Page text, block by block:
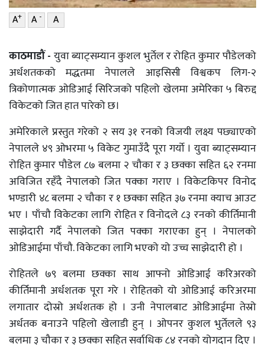
खेलकुद
प्रविधि
पर्यटन
इन्द्रेणी–
विशेष
सूचना/
प्रविधि
पर्यटन
इन्द्रेणी–
विशेष
A+ A- A
काठमाडौं - युवा ब्याट्सम्यान कुशल भुर्तेल र रोहित कुमार पौडेलको
अर्धशतकको मद्धतमा नेपालले आइसिसी विश्वकप लिग-२
त्रिकोणात्मक ओडिआई सिरिजको पहिलो खेलमा अमेरिका ५ बिरुद्द
विकेटको जित हात पारेको छ।
अमेरिकाले प्रस्तुत गरेको २ सय ३१ रनको विजयी लक्ष्य पछ्याएको
नेपालले ४९ ओभरमा ५ विकेट गुमाउँदै पूरा गर्यो । युवा ब्याट्सम्यान
रोहित कुमार पौडेल ८७ बलमा २ चौका र ३ छक्का सहित ६२ रनमा
अविजित रहँदै नेपालको जित पक्का गराए । विकेटकिपर विनोद
भण्डारी ४८ बलमा २ चौका र १ छक्का सहित ३७ रनमा क्याच आउट
भए । पाँचौ विकेटका लागि रोहित र विनोदले ८३ रनको कीर्तिमानी
साझेदारी गर्दै नेपालको जित पक्का गराएका हुन् । नेपालको
ओडिआईमा पाँचौ. विकेटका लागि भएको यो उच्च साझेदारी हो ।
रोहितले ७९ बलमा छक्का साथ आफ्नो ओडिआई करिअरको
कीर्तिमानी अर्धशतक पूरा गरे । रोहितको यो ओडिआई करिअरमा
लगातार दोस्रो अर्धशतक हो । उनी नेपालबाट ओडिआईमा तेस्रो
अर्धतक बनाउने पहिलो खेलाडी हुन् । ओपनर कुशल भुर्तेलले ९३
बलमा ३ चौका र ३ छक्का सहित सर्वाधिक ८४ रनको योगदान दिए ।